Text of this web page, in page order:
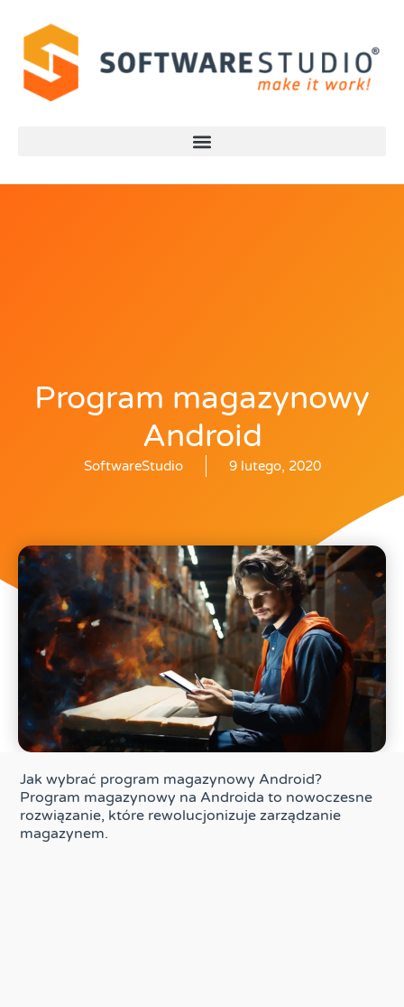
Program magazynowy
Android
SoftwareStudio 9 lutego, 2020
Jak wybrać program magazynowy Android?
Program magazynowy na Androida to nowoczesne
rozwiązanie, które rewolucjonizuje zarządzanie
magazynem.